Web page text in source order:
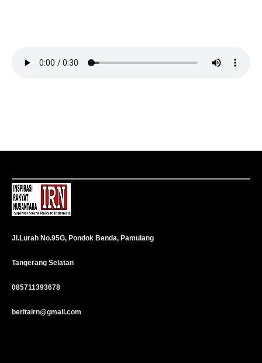
Jl.Lurah No.95G, Pondok Benda, Pamulang
Tangerang Selatan
085711393678
beritairn@gmail.com